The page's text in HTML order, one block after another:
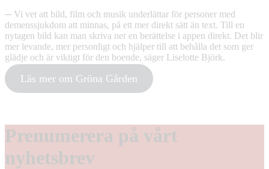
─ Vi vet att bild, film och musik underlättar för personer med
demenssjukdom att minnas, på ett mer direkt sätt än text. Till en
nytagen bild kan man skriva ner en berättelse i appen direkt. Det blir
mer levande, mer personligt och hjälper till att behålla det som ger
glädje och är viktigt för den boende, säger Liselotte Björk.
Läs mer om Gröna Gården
Prenumerera på vårt
nyhetsbrev